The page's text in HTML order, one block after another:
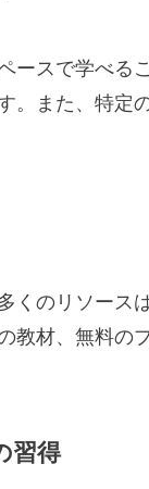
ースで学べる
。また、特定
くのリソース
教材、無料の
習得